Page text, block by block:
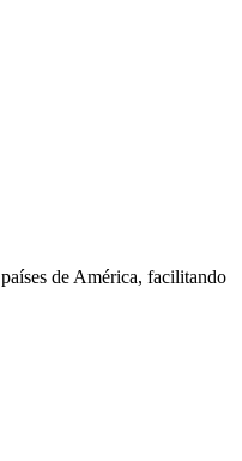
de América, facilitando